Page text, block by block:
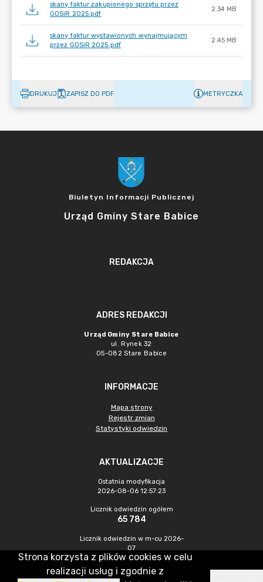
skany faktur zakupionego sprzętu przez
GOSiR 2025.pdf
2.34 MB
skany faktur wystawionych wynajmującym
przez GOSiR 2025.pdf
2.45 MB
DRUKUJ ZAPISZ DO PDF METRYCZKA
Biuletyn Informacji Publicznej
Urząd Gminy Stare Babice
REDAKCJA
ADRES REDAKCJI
Urząd Gminy Stare Babice
ul. Rynek 32
05-082 Stare Babice
INFORMACJE
Mapa strony
Rejestr zmian
Statystyki odwiedzin
AKTUALIZACJE
Ostatnia modyfikacja
2026-08-06 12:57:23
Licznik odwiedzin ogółem
65 784
Licznik odwiedzin w m-cu 2026-
07
1 144
Strona korzysta z plików cookies w celu
realizacji usług i zgodnie z